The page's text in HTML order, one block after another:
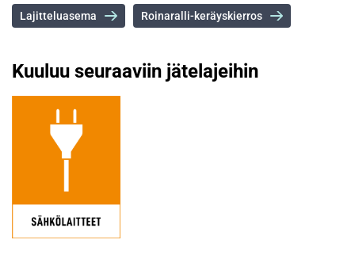
Lajitteluasema Roinaralli-keräyskierros
Kuuluu seuraaviin jätelajeihin